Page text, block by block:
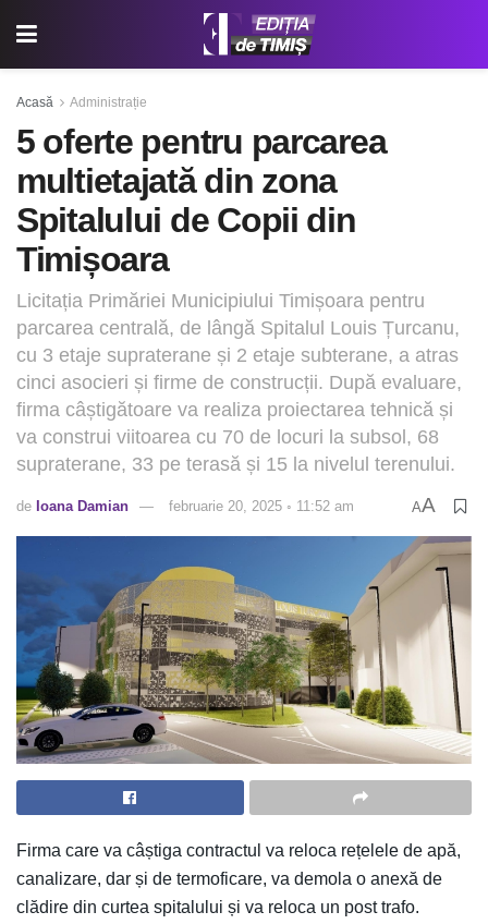
Acasă Administrație
5 oferte pentru parcarea
multietajată din zona
Spitalului de Copii din
Timișoara
Licitația Primăriei Municipiului Timișoara pentru
parcarea centrală, de lângă Spitalul Louis Țurcanu,
cu 3 etaje supraterane și 2 etaje subterane, a atras
cinci asocieri și firme de construcții. După evaluare,
firma câștigătoare va realiza proiectarea tehnică și
va construi viitoarea cu 70 de locuri la subsol, 68
supraterane, 33 pe terasă și 15 la nivelul terenului.
de Ioana Damian februarie 20, 2025 ◦ 11:52 am AA
Firma care va câștiga contractul va reloca rețelele de apă,
canalizare, dar și de termoficare, va demola o anexă de
clădire din curtea spitalului și va reloca un post trafo.